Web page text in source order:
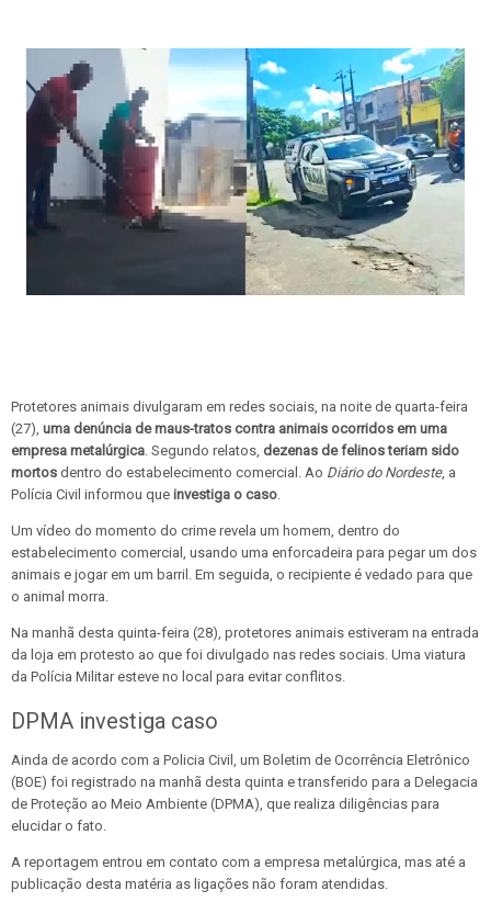
Protetores animais divulgaram em redes sociais, na noite de quarta-feira
(27), uma denúncia de maus-tratos contra animais ocorridos em uma
empresa metalúrgica. Segundo relatos, dezenas de felinos teriam sido
mortos dentro do estabelecimento comercial. Ao Diário do Nordeste, a
Polícia Civil informou que investiga o caso.
Um vídeo do momento do crime revela um homem, dentro do
estabelecimento comercial, usando uma enforcadeira para pegar um dos
animais e jogar em um barril. Em seguida, o recipiente é vedado para que
o animal morra.
Na manhã desta quinta-feira (28), protetores animais estiveram na entrada
da loja em protesto ao que foi divulgado nas redes sociais. Uma viatura
da Polícia Militar esteve no local para evitar conflitos.
DPMA investiga caso
Ainda de acordo com a Policia Civil, um Boletim de Ocorrência Eletrônico
(BOE) foi registrado na manhã desta quinta e transferido para a Delegacia
de Proteção ao Meio Ambiente (DPMA), que realiza diligências para
elucidar o fato.
A reportagem entrou em contato com a empresa metalúrgica, mas até a
publicação desta matéria as ligações não foram atendidas.